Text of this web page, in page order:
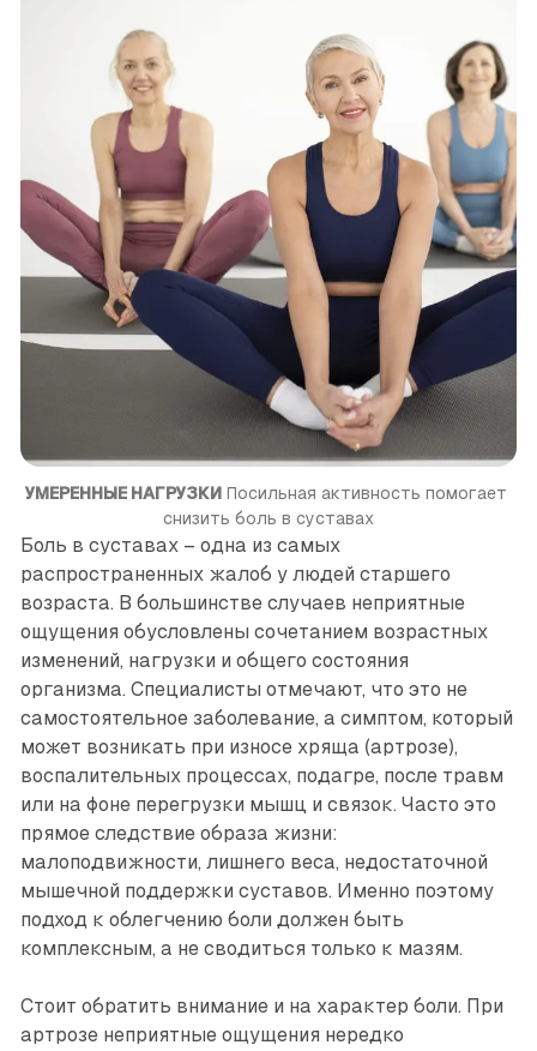
УМЕРЕННЫЕ НАГРУЗКИ Посильная активность помогает
снизить боль в суставах
Боль в суставах – одна из самых
распространенных жалоб у людей старшего
возраста. В большинстве случаев неприятные
ощущения обусловлены сочетанием возрастных
изменений, нагрузки и общего состояния
организма. Специалисты отмечают, что это не
самостоятельное заболевание, а симптом, который
может возникать при износе хряща (артрозе),
воспалительных процессах, подагре, после травм
или на фоне перегрузки мышц и связок. Часто это
прямое следствие образа жизни:
малоподвижности, лишнего веса, недостаточной
мышечной поддержки суставов. Именно поэтому
подход к облегчению боли должен быть
комплексным, а не сводиться только к мазям.
Стоит обратить внимание и на характер боли. При
артрозе неприятные ощущения нередко